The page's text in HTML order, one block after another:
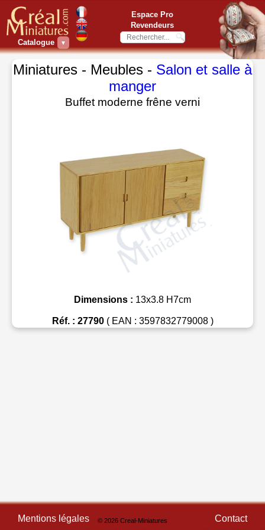
Catalogue ▼
Espace Pro
Revendeurs
Miniatures - Meubles - Salon et salle à
manger
Buffet moderne frêne verni
Dimensions : 13x3.8 H7cm
Réf. : 27790( EAN : 3597832779008 )
Mentions légales © 2026 Creal-Miniatures Contact